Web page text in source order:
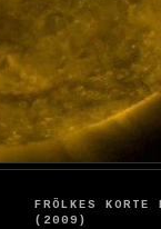
FRÖLKES KORTE
(2009)